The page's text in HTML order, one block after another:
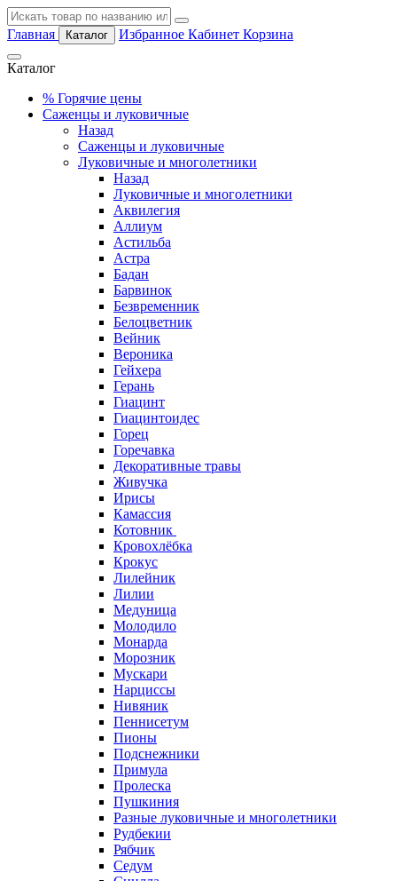
Главная Каталог Избранное Кабинет Корзина
Каталог
% Горячие цены
Саженцы и луковичные
Назад
Саженцы и луковичные
Луковичные и многолетники
Назад
Луковичные и многолетники
Аквилегия
Аллиум
Астильба
Астра
Бадан
Барвинок
Безвременник
Белоцветник
Вейник
Вероника
Гейхера
Герань
Гиацинт
Гиацинтоидес
Горец
Горечавка
Декоративные травы
Живучка
Ирисы
Камассия
Котовник
Кровохлёбка
Крокус
Лилейник
Лилии
Медуница
Молодило
Монарда
Морозник
Мускари
Нарциссы
Нивяник
Пеннисетум
Пионы
Подснежники
Примула
Пролеска
Пушкиния
Разные луковичные и многолетники
Рудбекии
Рябчик
Седум